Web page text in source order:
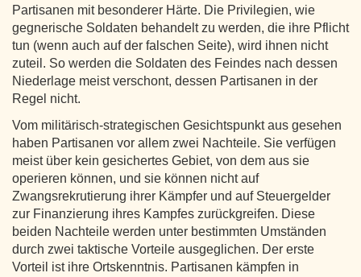
Partisanen mit besonderer Härte. Die Privilegien, wie
gegnerische Soldaten behandelt zu werden, die ihre Pflicht
tun (wenn auch auf der falschen Seite), wird ihnen nicht
zuteil. So werden die Soldaten des Feindes nach dessen
Niederlage meist verschont, dessen Partisanen in der
Regel nicht.
Vom militärisch-strategischen Gesichtspunkt aus gesehen
haben Partisanen vor allem zwei Nachteile. Sie verfügen
meist über kein gesichertes Gebiet, von dem aus sie
operieren können, und sie können nicht auf
Zwangsrekrutierung ihrer Kämpfer und auf Steuergelder
zur Finanzierung ihres Kampfes zurückgreifen. Diese
beiden Nachteile werden unter bestimmten Umständen
durch zwei taktische Vorteile ausgeglichen. Der erste
Vorteil ist ihre Ortskenntnis. Partisanen kämpfen in